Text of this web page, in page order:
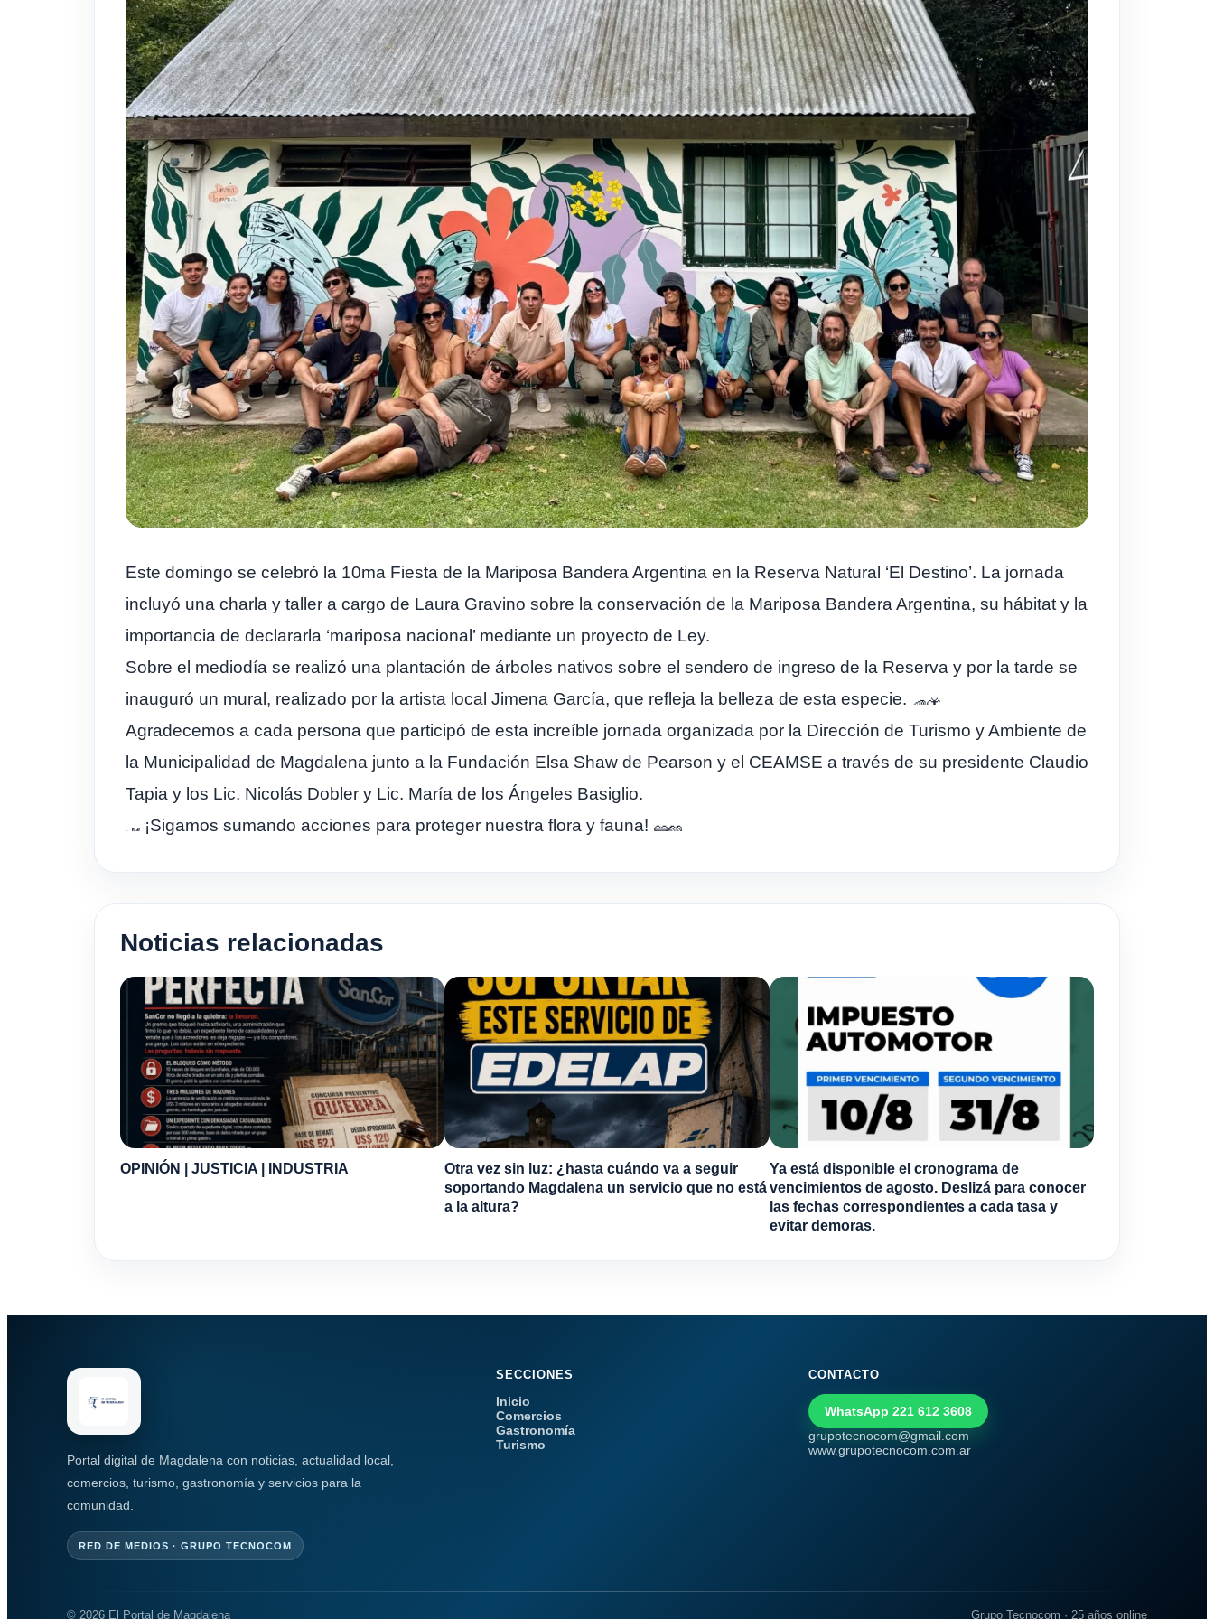
Este domingo se celebró la 10ma Fiesta de la Mariposa Bandera Argentina en la Reserva Natural ‘El Destino’. La jornada
incluyó una charla y taller a cargo de Laura Gravino sobre la conservación de la Mariposa Bandera Argentina, su hábitat y la
importancia de declararla ‘mariposa nacional’ mediante un proyecto de Ley.
Sobre el mediodía se realizó una plantación de árboles nativos sobre el sendero de ingreso de la Reserva y por la tarde se
inauguró un mural, realizado por la artista local Jimena García, que refleja la belleza de esta especie.
Agradecemos a cada persona que participó de esta increíble jornada organizada por la Dirección de Turismo y Ambiente de
la Municipalidad de Magdalena junto a la Fundación Elsa Shaw de Pearson y el CEAMSE a través de su presidente Claudio
Tapia y los Lic. Nicolás Dobler y Lic. María de los Ángeles Basiglio.
¡Sigamos sumando acciones para proteger nuestra flora y fauna!
Noticias relacionadas
OPINIÓN | JUSTICIA | INDUSTRIA
Otra vez sin luz: ¿hasta cuándo va a seguir
soportando Magdalena un servicio que no está
a la altura?
Ya está disponible el cronograma de
vencimientos de agosto. Deslizá para conocer
las fechas correspondientes a cada tasa y
evitar demoras.
Portal digital de Magdalena con noticias, actualidad local,
comercios, turismo, gastronomía y servicios para la
comunidad.
RED DE MEDIOS · GRUPO TECNOCOM
SECCIONES
Inicio
Comercios
Gastronomía
Turismo
CONTACTO
WhatsApp 221 612 3608
grupotecnocom@gmail.com
www.grupotecnocom.com.ar
© 2026 El Portal de Magdalena Grupo Tecnocom · 25 años online